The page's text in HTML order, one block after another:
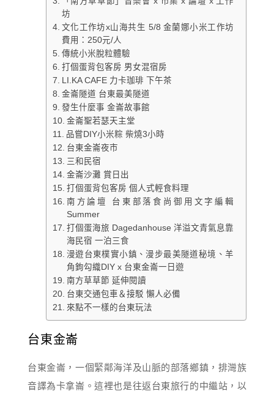
坊
文化工作坊x山海共生 5/8 金蘭娜小米工作坊
費用：250元/人
傳統小米脫粒體驗
打個蛋背包客房 男女混宿房
LI.KA CAFE 力卡珈琲 下午茶
金崙隧道 台東最美隧道
發生什麼事 金崙故事館
金崙聖若瑟天主堂
品嘗DIY小米粽 柴燒3小時
台東金崙夜市
三和民宿
金崙沙灘 賞日出
打個蛋背包客房 個人式輕食料理
南方論壇 台東部落食尚御用文字編輯
Summer
打個蛋海旅 Dagedanhouse 洋溢文青氣息靠
海民宿 一泊三食
漫遊台東樸實小鎮、漫步最美隧道秘境、羊
角鉤勾織DIY x 台東金崙一日遊
南方草草節 延伸閱讀
台東交通包車＆接駁 懶人必備
來點不一樣的台東玩法
台東金崙
台東金崙，一個緊鄰海洋及山脈的部落鄉鎮，排灣族
音譯為卡拿崙。這裡也是往返台東旅行的中繼站，以